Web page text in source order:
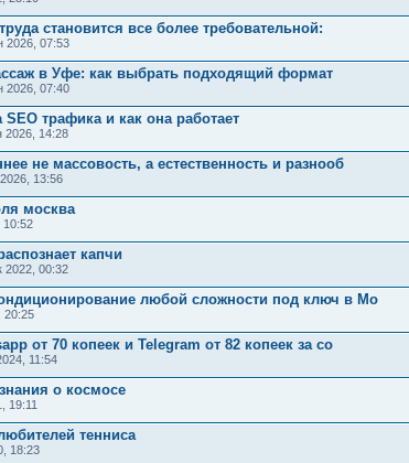
становится все более требовательной:
2026, 07:53
в Уфе: как выбрать подходящий формат
2026, 07:40
SEO трафика и как она работает
2026, 14:28
не массовость, а естественность и разнооб
13:56
москва
10:52
капчи
2022, 00:32
любой сложности под ключ в Мо
20:25
от 70 копеек и Telegram от 82 копеек за со
11:54
о космосе
19:11
тенниса
18:23